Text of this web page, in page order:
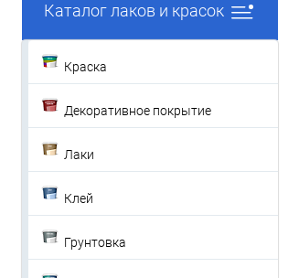
Каталог лаков и красок
Краска
Декоративное покрытие
Лаки
Клей
Грунтовка